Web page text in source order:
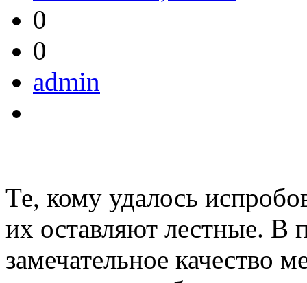
0
0
admin
Те, кому удалось
их оставляют лестные. В
замечательное качество